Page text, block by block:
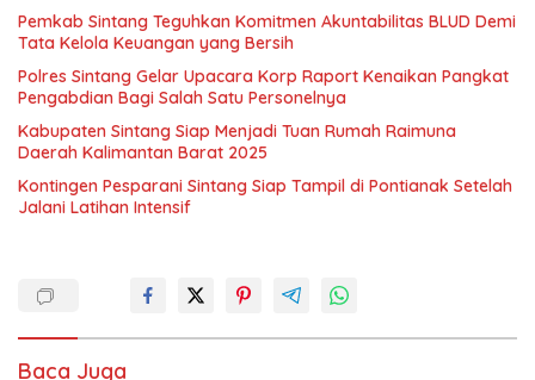
Pemkab Sintang Teguhkan Komitmen Akuntabilitas BLUD Demi
Tata Kelola Keuangan yang Bersih
Polres Sintang Gelar Upacara Korp Raport Kenaikan Pangkat
Pengabdian Bagi Salah Satu Personelnya
Kabupaten Sintang Siap Menjadi Tuan Rumah Raimuna
Daerah Kalimantan Barat 2025
Kontingen Pesparani Sintang Siap Tampil di Pontianak Setelah
Jalani Latihan Intensif
Baca Juga